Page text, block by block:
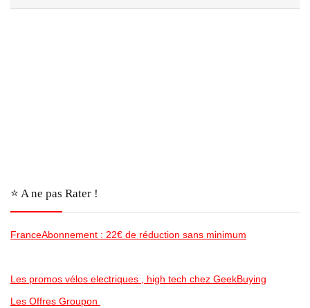
⭐️ A ne pas Rater !
FranceAbonnement : 22€ de réduction sans minimum
Les promos vélos electriques , high tech chez GeekBuying
Les Offres Groupon